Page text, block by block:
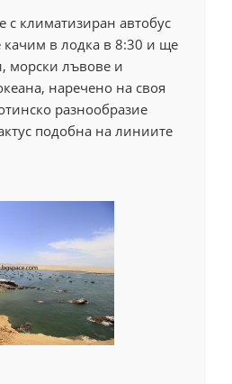
с климатизиран автобус
качим в лодка в 8:30 и ще
морски лъвове и
наречено на своя
разнообразие
подобна на линиите